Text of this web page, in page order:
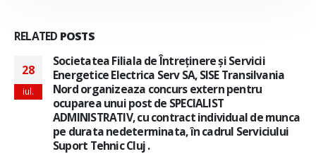
RELATED POSTS
28
iul.
Societatea Filiala de Întreţinere şi Servicii
Energetice Electrica Serv SA, SISE Transilvania
Nord organizeaza concurs extern pentru
ocuparea unui post de SPECIALIST
ADMINISTRATIV, cu contract individual de munca
pe durata nedeterminata, în cadrul Serviciului
Suport Tehnic Cluj .